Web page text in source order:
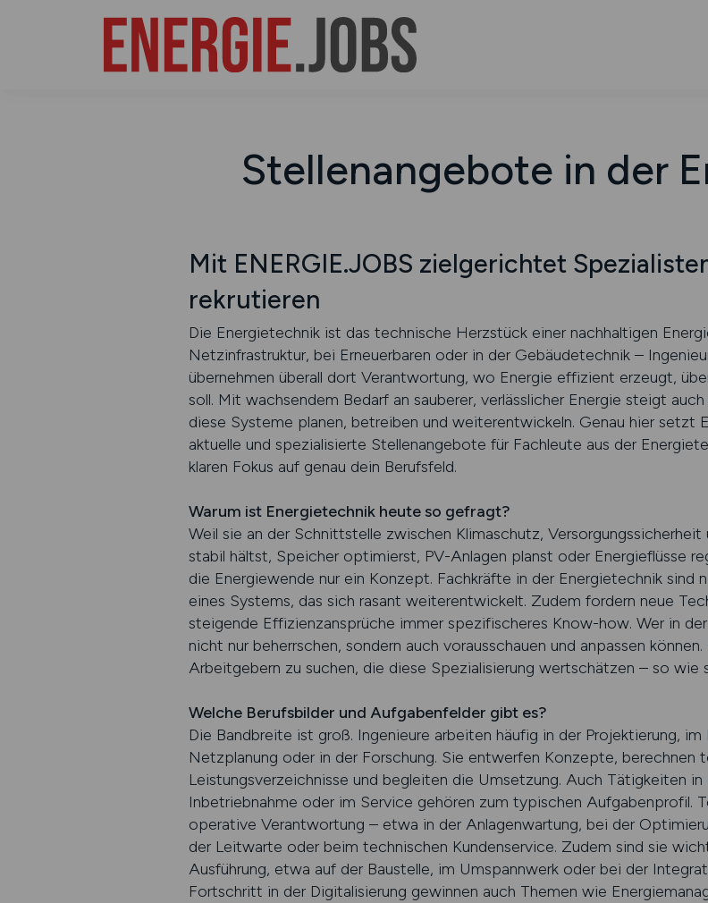
Stellenangebote in der
Mit ENERGIE.JOBS zielgerichtet
rekrutieren
Die Energietechnik ist das technische Herzstück einer nachhaltigen
Netzinfrastruktur, bei Erneuerbaren oder in der Gebäudetechnik –
übernehmen überall dort Verantwortung, wo Energie effizient erzeugt,
soll. Mit wachsendem Bedarf an sauberer, verlässlicher Energie steigt
diese Systeme planen, betreiben und weiterentwickeln. Genau hier setzt
aktuelle und spezialisierte Stellenangebote für Fachleute aus der
klaren Fokus auf genau dein Berufsfeld.
Warum ist Energietechnik heute so gefragt?
Weil sie an der Schnittstelle zwischen Klimaschutz,
stabil hältst, Speicher optimierst, PV-Anlagen planst oder Energieflüsse
die Energiewende nur ein Konzept. Fachkräfte in der Energietechnik sind
eines Systems, das sich rasant weiterentwickelt. Zudem fordern neue
steigende Effizienzansprüche immer spezifischeres Know-how. Wer in
nicht nur beherrschen, sondern auch vorausschauen und anpassen
Arbeitgebern zu suchen, die diese Spezialisierung wertschätzen – so wie
Welche Berufsbilder und Aufgabenfelder gibt es?
Die Bandbreite ist groß. Ingenieure arbeiten häufig in der Projektierung, im
Netzplanung oder in der Forschung. Sie entwerfen Konzepte, berechnen
Leistungsverzeichnisse und begleiten die Umsetzung. Auch Tätigkeiten
Inbetriebnahme oder im Service gehören zum typischen Aufgabenprofil.
operative Verantwortung – etwa in der Anlagenwartung, bei der
der Leitwarte oder beim technischen Kundenservice. Zudem sind sie
Ausführung, etwa auf der Baustelle, im Umspannwerk oder bei der
Fortschritt in der Digitalisierung gewinnen auch Themen wie